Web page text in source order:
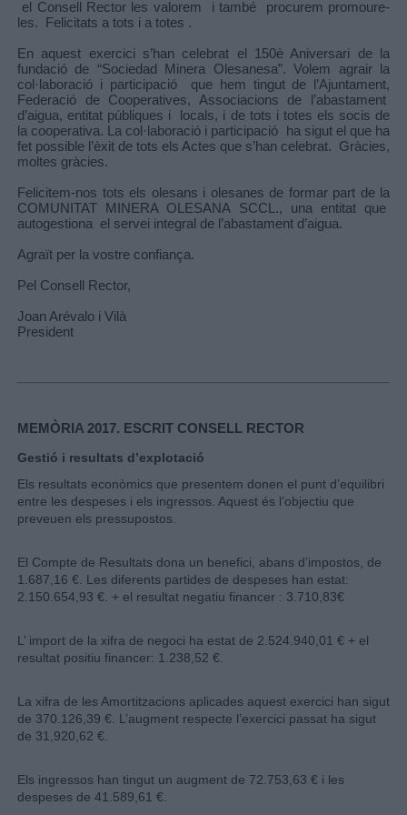
el Consell Rector les valorem i també procurem promoure-
les. Felicitats a tots i a totes .
En aquest exercici s’han celebrat el 150è Aniversari de la
fundació de “Sociedad Minera Olesanesa”. Volem agrair la
col·laboració i participació que hem tingut de l’Ajuntament,
Federació de Cooperatives, Associacions de l’abastament
d’aigua, entitat públiques i locals, i de tots i totes els socis de
la cooperativa. La col·laboració i participació ha sigut el que ha
fet possible l’èxit de tots els Actes que s’han celebrat. Gràcies,
moltes gràcies.
Felicitem-nos tots els olesans i olesanes de formar part de la
COMUNITAT MINERA OLESANA SCCL., una entitat que
autogestiona el servei integral de l’abastament d’aigua.
Agraït per la vostre confiança.
Pel Consell Rector,
Joan Arévalo i Vilà
President
MEMÒRIA 2017. ESCRIT CONSELL RECTOR
Gestió i resultats d’explotació
Els resultats econòmics que presentem donen el punt d’equilibri
entre les despeses i els ingressos. Aquest és l’objectiu que
preveuen els pressupostos.
El Compte de Resultats dona un benefici, abans d’impostos, de
1.687,16 €. Les diferents partides de despeses han estat:
2.150.654,93 €. + el resultat negatiu financer : 3.710,83€
L’ import de la xifra de negoci ha estat de 2.524.940,01 € + el
resultat positiu financer: 1.238,52 €.
La xifra de les Amortitzacions aplicades aquest exercici han sigut
de 370.126,39 €. L’augment respecte l’exercici passat ha sigut
de 31,920,62 €.
Els ingressos han tingut un augment de 72.753,63 € i les
despeses de 41.589,61 €.